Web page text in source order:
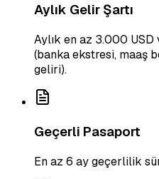
Aylık Gelir Şartı
Aylık en az 3.000
(banka ekstresi, maaş
geliri).
Geçerli Pasaport
En az 6 ay geçerlilik